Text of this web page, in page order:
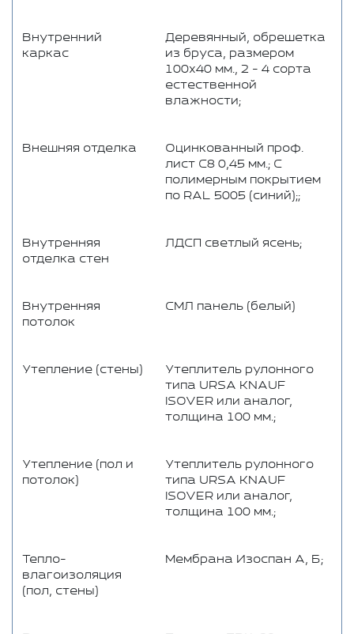
Внутренний
каркас
Деревянный, обрешетка
из бруса, размером
100x40 мм., 2 - 4 сорта
естественной
влажности;
Внешняя отделка
Оцинкованный проф.
лист С8 0,45 мм.; C
полимерным покрытием
по RAL 5005 (синий);;
Внутренняя
отделка стен
ЛДСП светлый ясень;
Внутренняя
потолок
СМЛ панель (белый)
Утепление (стены)
Утеплитель рулонного
типа URSA KNAUF
ISOVER или аналог,
толщина 100 мм.;
Утепление (пол и
потолок)
Утеплитель рулонного
типа URSA KNAUF
ISOVER или аналог,
толщина 100 мм.;
Тепло-
влагоизоляция
(пол, стены)
Мембрана Изоспан А, Б;